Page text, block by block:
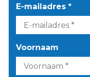
E-mailadres *
Voornaam